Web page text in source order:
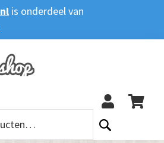
is onderdeel van